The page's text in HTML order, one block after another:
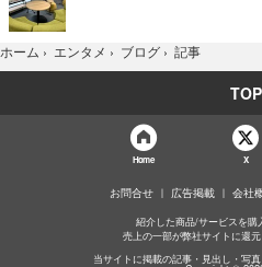
ホーム › エンタメ › ブログ › 記事
TOP
Home X
お問合せ 広告掲載 会社
紹介した商品/サービスを購
売上の一部が弊社サイトに還元
当サイトに掲載の記事・見出し・写